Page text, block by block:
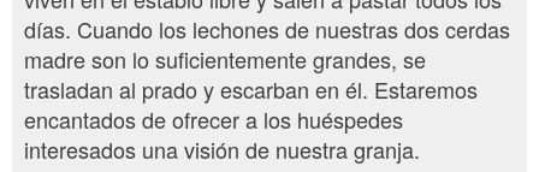
días. Cuando los lechones de nuestras dos cerdas
madre son lo suficientemente grandes, se
trasladan al prado y escarban en él. Estaremos
encantados de ofrecer a los huéspedes
interesados una visión de nuestra granja.